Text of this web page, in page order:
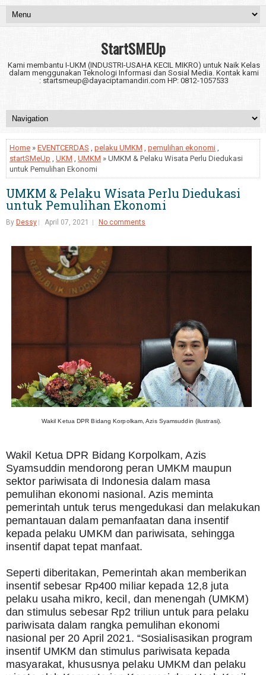
StartSMEUp
Kami membantu I-UKM (INDUSTRI-USAHA KECIL MIKRO) untuk Naik Kelas
dalam menggunakan Teknologi Informasi dan Sosial Media. Kontak kami
: startsmeup@dayaciptamandiri.com HP: 0812-1057533
Home » EVENTCERDAS , pelaku UMKM , pemulihan ekonomi ,
startSMeUp , UKM , UMKM » UMKM & Pelaku Wisata Perlu Diedukasi
untuk Pemulihan Ekonomi
UMKM & Pelaku Wisata Perlu Diedukasi
untuk Pemulihan Ekonomi
By Dessy April 07, 2021 No comments
Wakil Ketua DPR Bidang Korpolkam, Azis Syamsuddin (ilustrasi).
Wakil Ketua DPR Bidang Korpolkam, Azis
Syamsuddin mendorong peran UMKM maupun
sektor pariwisata di Indonesia dalam masa
pemulihan ekonomi nasional. Azis meminta
pemerintah untuk terus mengedukasi dan melakukan
pemantauan dalam pemanfaatan dana insentif
kepada pelaku UMKM dan pariwisata, sehingga
insentif dapat tepat manfaat.
Seperti diberitakan, Pemerintah akan memberikan
insentif sebesar Rp400 miliar kepada 12,8 juta
pelaku usaha mikro, kecil, dan menengah (UMKM)
dan stimulus sebesar Rp2 triliun untuk para pelaku
pariwisata dalam rangka pemulihan ekonomi
nasional per 20 April 2021. “Sosialisasikan program
insentif UMKM dan stimulus pariwisata kepada
masyarakat, khususnya pelaku UMKM dan pelaku